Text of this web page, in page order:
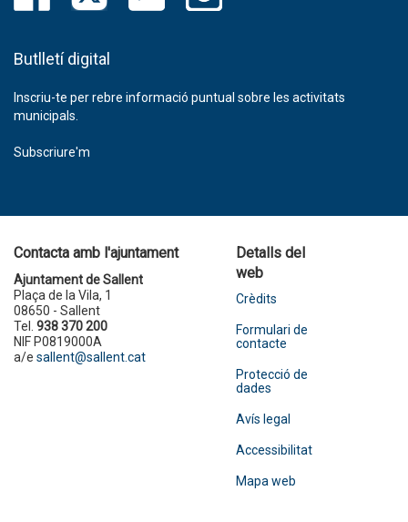
Butlletí digital
Inscriu-te per rebre informació puntual sobre les activitats
municipals.
Subscriure'm
Contacta amb l'ajuntament
Ajuntament de Sallent
Plaça de la Vila, 1
08650 - Sallent
Tel. 938 370 200
NIF P0819000A
a/e sallent@sallent.cat
Detalls del
web
Crèdits
Formulari de
contacte
Protecció de
dades
Avís legal
Accessibilitat
Mapa web